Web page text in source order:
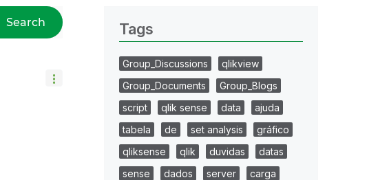
Search Tags
Group_Discussions
qlikview
Group_Documents
Group_Blogs
script
qlik sense data
ajuda
tabela
de set analysis
gráfico
qliksense
qlik duvidas
datas
sense
dados server carga